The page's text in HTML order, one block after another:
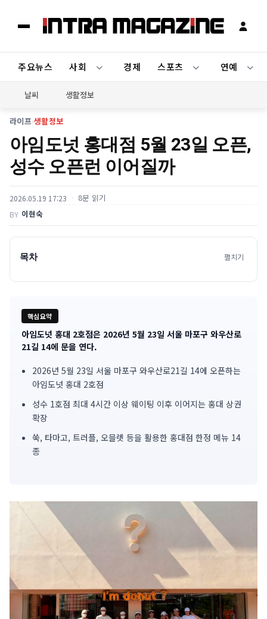
주요뉴스 사회 경제 스포츠 연예
날씨 생활정보
라이프›생활정보
아임도넛 홍대점 5월 23일 오픈,
성수 오픈런 이어질까
2026.05.19 17:23 8분 읽기
BY 이현숙
목차 펼치기
핵심요약
기
심
아임도넛 홍대 2호점은 2026년 5월 23일 서울 마포구 와우산로
21길 14에 문을 연다.
2026년 5월 23일 서울 마포구 와우산로21길 14에 오픈하는
아임도넛 홍대 2호점
성수 1호점 최대 4시간 이상 웨이팅 이후 이어지는 홍대 상권
확장
쑥, 타마고, 트러플, 오믈렛 등을 활용한 홍대점 한정 메뉴 14
종